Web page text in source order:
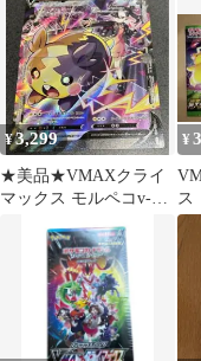
¥3,299
★美品★VMAXクライ
マックス モルペコv-
¥
ス
ー